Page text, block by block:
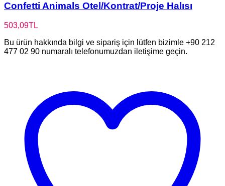
Confetti Animals Otel/Kontrat/Proje Halısı
503,09TL
Bu ürün hakkında bilgi ve sipariş için lütfen bizimle +90 212
477 02 90 numaralı telefonumuzdan iletişime geçin.